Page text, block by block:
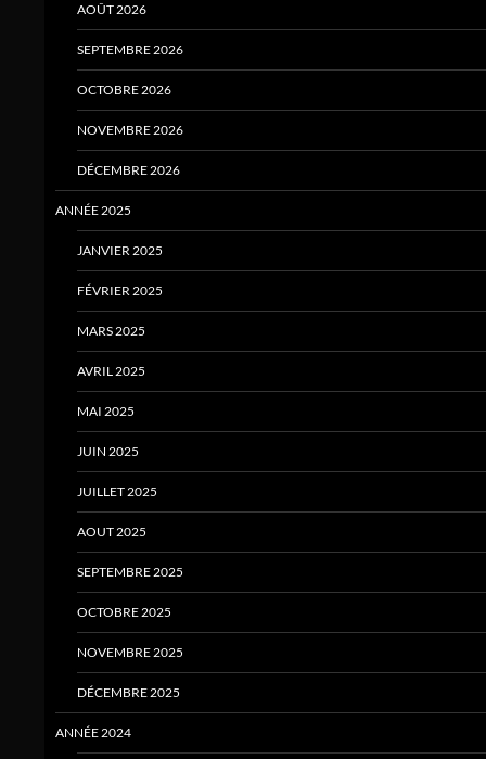
AOÛT 2026
SEPTEMBRE 2026
OCTOBRE 2026
NOVEMBRE 2026
DÉCEMBRE 2026
ANNÉE 2025
JANVIER 2025
FÉVRIER 2025
MARS 2025
AVRIL 2025
MAI 2025
JUIN 2025
JUILLET 2025
AOUT 2025
SEPTEMBRE 2025
OCTOBRE 2025
NOVEMBRE 2025
DÉCEMBRE 2025
ANNÉE 2024